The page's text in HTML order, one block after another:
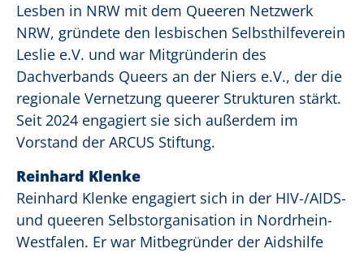
Lesben in NRW mit dem Queeren Netzwerk
NRW, gründete den lesbischen Selbsthilfeverein
Leslie e.V. und war Mitgründerin des
Dachverbands Queers an der Niers e.V., der die
regionale Vernetzung queerer Strukturen stärkt.
Seit 2024 engagiert sie sich außerdem im
Vorstand der ARCUS Stiftung.
Reinhard Klenke
Reinhard Klenke engagiert sich in der HIV-/AIDS-
und queeren Selbstorganisation in Nordrhein-
Westfalen. Er war Mitbegründer der Aidshilfe